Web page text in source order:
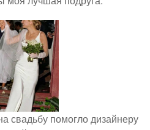
свадьбу помогло дизайнеру